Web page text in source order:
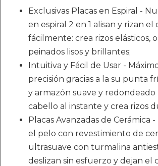
Exclusivas Placas en Espiral -
en espiral 2 en 1 alisan y rizan el
fácilmente: crea rizos elásticos,
peinados lisos y brillantes;
Intuitiva y Fácil de Usar -
precisión gracias a la su punta
y armazón suave y redondeado
cabello al instante y crea rizos
Placas Avanzadas de Cerámica
el pelo con revestimiento de
ultrasuave con turmalina
deslizan sin esfuerzo y dejan el